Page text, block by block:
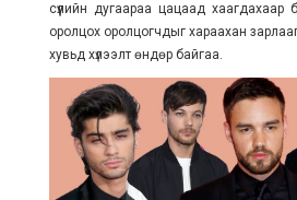
сүүлийн дугаараа цацаад хаагдахаар
оролцох оролцогчдыг хараахан
хувьд хүлээлт өндөр байгаа.